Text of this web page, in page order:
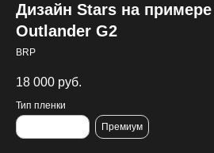
Дизайн Stars на примере
Outlander G2
BRP
18 000 руб.
Тип пленки
Премиум